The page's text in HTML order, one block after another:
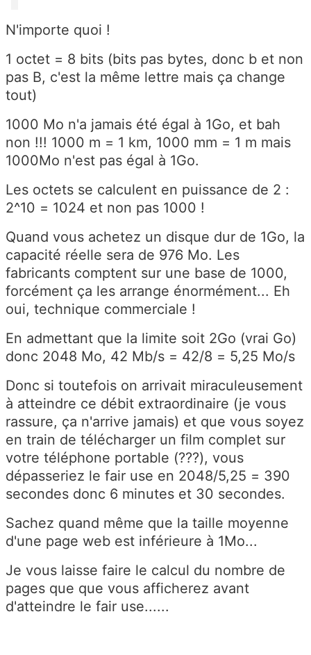
N'importe quoi !
1 octet = 8 bits (bits pas bytes, donc b et non
pas B, c'est la même lettre mais ça change
tout)
1000 Mo n'a jamais été égal à 1Go, et bah
non !!! 1000 m = 1 km, 1000 mm = 1 m mais
1000Mo n'est pas égal à 1Go.
Les octets se calculent en puissance de 2 :
2^10 = 1024 et non pas 1000 !
Quand vous achetez un disque dur de 1Go, la
capacité réelle sera de 976 Mo. Les
fabricants comptent sur une base de 1000,
forcément ça les arrange énormément... Eh
oui, technique commerciale !
En admettant que la limite soit 2Go (vrai Go)
donc 2048 Mo, 42 Mb/s = 42/8 = 5,25 Mo/s
Donc si toutefois on arrivait miraculeusement
à atteindre ce débit extraordinaire (je vous
rassure, ça n'arrive jamais) et que vous soyez
en train de télécharger un film complet sur
votre téléphone portable (???), vous
dépasseriez le fair use en 2048/5,25 = 390
secondes donc 6 minutes et 30 secondes.
Sachez quand même que la taille moyenne
d'une page web est inférieure à 1Mo...
Je vous laisse faire le calcul du nombre de
pages que que vous afficherez avant
d'atteindre le fair use......